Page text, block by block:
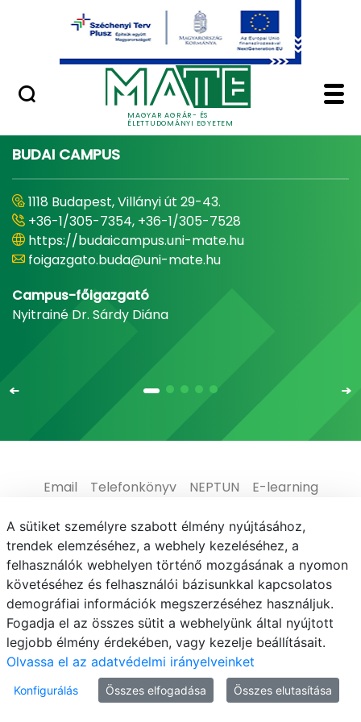
Ugrás a fő tartalomhoz
MAGYAR AGRÁR- ÉS
ÉLETTUDOMÁNYI EGYETEM
Minőségügy
Home - Magyar
BUDAI CAMPUS
1118 Budapest, Villányi út 29-43.
+36-1/305-7354, +36-1/305-7528
https://budaicampus.uni-mate.hu
foigazgato.buda@uni-mate.hu
Campus-főigazgató
Nyitrainé Dr. Sárdy Diána
Email Telefonkönyv NEPTUN
E-learning
Médiaközpont
Informatikai Igazgatóság
Adatvédelem
© MATE 2021
A sütiket személyre szabott élmény nyújtásához,
trendek elemzéséhez, a webhely kezeléséhez, a
felhasználók webhelyen történő mozgásának a nyomon
követéséhez és felhasználói bázisunkkal kapcsolatos
demográfiai információk megszerzéséhez használjuk.
Fogadja el az összes sütit a webhelyünk által nyújtott
legjobb élmény érdekében, vagy kezelje beállításait.
Olvassa el az adatvédelmi irányelveinket
Konfigurálás Összes elfogadása Összes elutasítása